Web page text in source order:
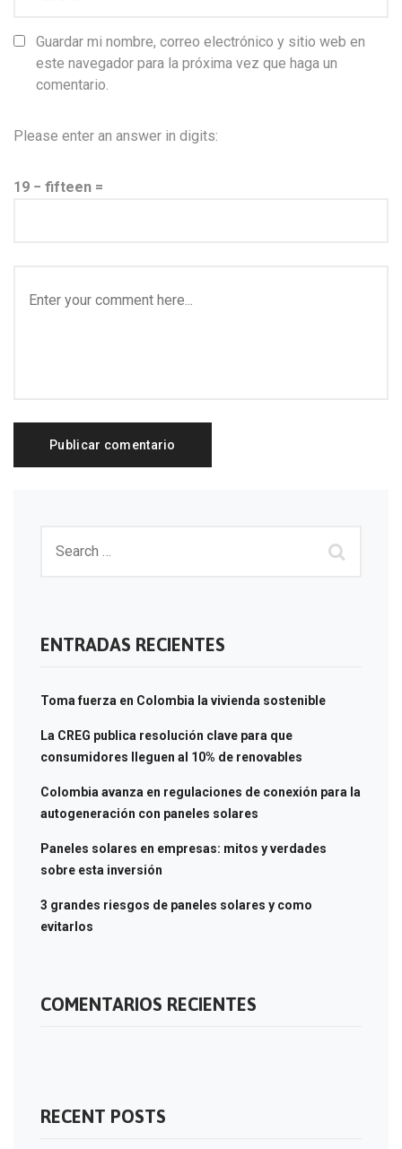
Guardar mi nombre, correo electrónico y sitio web en
este navegador para la próxima vez que haga un
comentario.
Please enter an answer in digits:
19 − fifteen =
ENTRADAS RECIENTES
Toma fuerza en Colombia la vivienda sostenible
La CREG publica resolución clave para que
consumidores lleguen al 10% de renovables
Colombia avanza en regulaciones de conexión para la
autogeneración con paneles solares
Paneles solares en empresas: mitos y verdades
sobre esta inversión
3 grandes riesgos de paneles solares y como
evitarlos
COMENTARIOS RECIENTES
RECENT POSTS